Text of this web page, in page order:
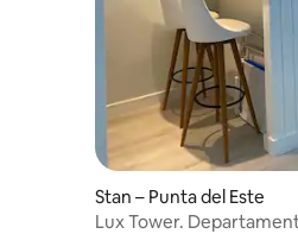
Stan – Punta del Este
Lux Tower.